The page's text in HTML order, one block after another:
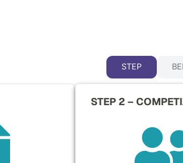
STEP
STEP 2 –